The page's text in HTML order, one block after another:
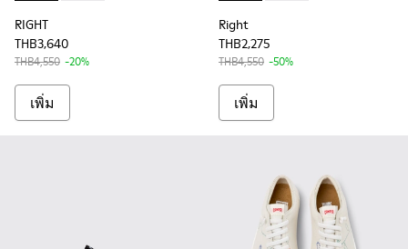
RIGHT
THB3,640
THB4,550 -20%
เพิ่ม
Right
THB2,275
THB4,550 -50%
เพิ่ม